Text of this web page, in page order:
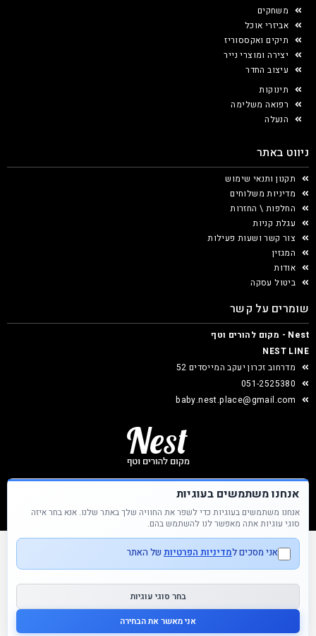
משחקים
אביזרי אוכל
תיקים ואקססוריז
יצירה ומוצרי נייר
עיצוב החדר
תינוקות
רפואה משלימה
הנעלה
ניווט באתר
תקנון ותנאי שימוש
מדיניות משלוחים
החלפות \ החזרות
עגלת קניות
צור קשר ושעות פעילות
המגזין
אודות
ביטול עסקה
שומרים על קשר
Nest - מקום להורים וטף
NEST LINE
מדרחוב זכרון יעקב המייסדים 52
051-2525380
baby.nest.place@gmail.com
Nest &copy כל הזכויות שמורות
אנחנו משתמשים בעוגיות
אנחנו משתמשים בעוגיות כדי לשפר את החוויה שלך באתר שלנו. אנא בחר איזה
סוגי עוגיות אתה מאפשר לנו להשתמש בהם.
אני מסכים למדיניות הפרטיות של האתר
בחר סוגי עוגיות
אני מאשר את הבחירה